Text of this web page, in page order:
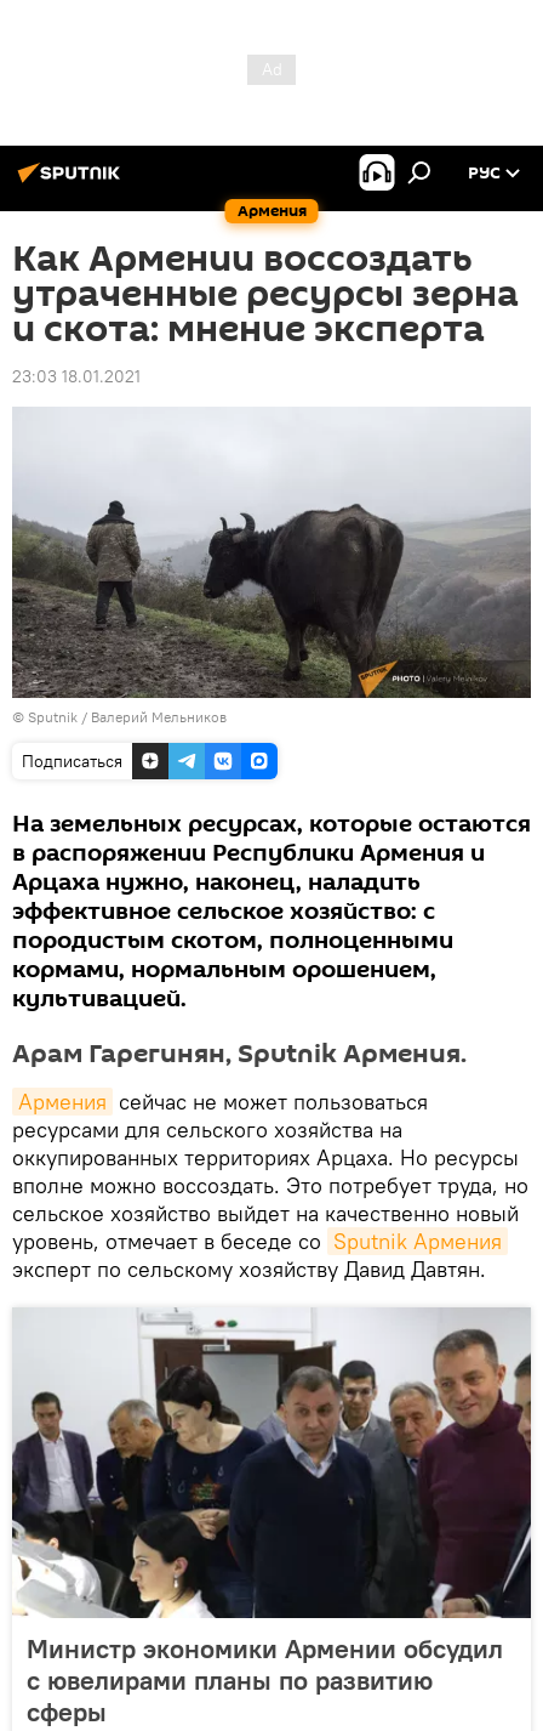
Армения
РУС
Как Армении воссоздать
утраченные ресурсы зерна
и скота: мнение эксперта
23:03 18.01.2021
© Sputnik / Валерий Мельников
Подписаться
На земельных ресурсах, которые остаются
в распоряжении Республики Армения и
Арцаха нужно, наконец, наладить
эффективное сельское хозяйство: с
породистым скотом, полноценными
кормами, нормальным орошением,
культивацией.
Арам Гарегинян, Sputnik Армения.
Армения сейчас не может пользоваться
ресурсами для сельского хозяйства на
оккупированных территориях Арцаха. Но ресурсы
вполне можно воссоздать. Это потребует труда, но
сельское хозяйство выйдет на качественно новый
уровень, отмечает в беседе со Sputnik Армения
эксперт по сельскому хозяйству Давид Давтян.
Министр экономики Армении обсудил
с ювелирами планы по развитию
сферы